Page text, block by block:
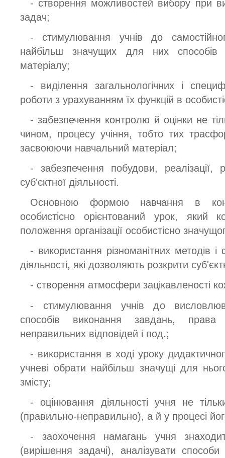
- створення можливостей вибору при
задач;
- стимулювання учнів до
найбільш значущих для них способів
матеріалу;
- виділення загальнологічних і
роботи з урахуванням їх функцій в
- забезпечення контролю й оцінки не
чином, процесу учіння, тобто тих
засвоюючи навчальний матеріал;
- забезпечення побудови, реалізації,
суб'єктної діяльності.
Основною формою навчання в
особистісно орієнтований урок, який
положення організації особистісно
- використання різноманітних методів і
діяльності, які дозволяють розкрити
- створення атмосфери зацікавленості
- стимулювання учнів до
способів виконання завдань,
неправильних відповідей і под.;
- використання в ході уроку
учневі обрати найбільш значущі для
змісту;
- оцінювання діяльності учня не
(правильно-неправильно), а й у процесі
- заохочення намагань учня
(вирішення задачі), аналізувати